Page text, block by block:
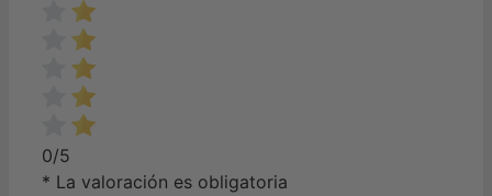
0/5
* La valoración es obligatoria